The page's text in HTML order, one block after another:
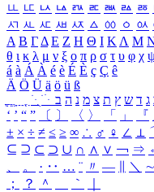
ㅥ ㅦ ㅧ ㅨ ㅩ ㅪ ㅫ ㅬ ㅭ
ㅺ ㅻ ㅼ ㅽ ㅾ ㅿ ㆀ ㆁ ㆂ
Α Β ΓΔ Ε Ζ Η Θ Ι ΚΛ Μ
θ ι κ λ μ ν ξ ο π ρ σ τ υ φ χ
á à Á À é è É È ç Ç ê
Ä Ö Ü ä ö ü ß
ִֶֹ ֻּ ׁׂ ג ד ש ץ ת צ מ נ ה ב
‘ ’ “ ” 〔 〕 〈 〉 「 」 『
± × ÷ ≠ ≤ ≥ ∞ ∴ ♂ ♀ ∠ ⊥
⊆ ⊇ ⊂ ⊃ ∪ ∩ ∧ ∨ ￢ ⇒
、
。 · ‥ … ¨ 〃 ― ＼ ∼
；
？ ＾ ｀